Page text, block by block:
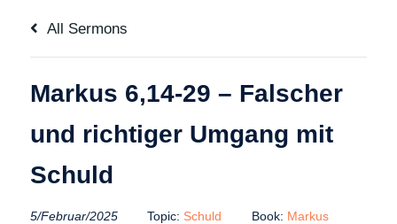
All Sermons
Markus 6,14-29 – Falscher
und richtiger Umgang mit
Schuld
5/Februar/2025 Topic: Schuld Book: Markus